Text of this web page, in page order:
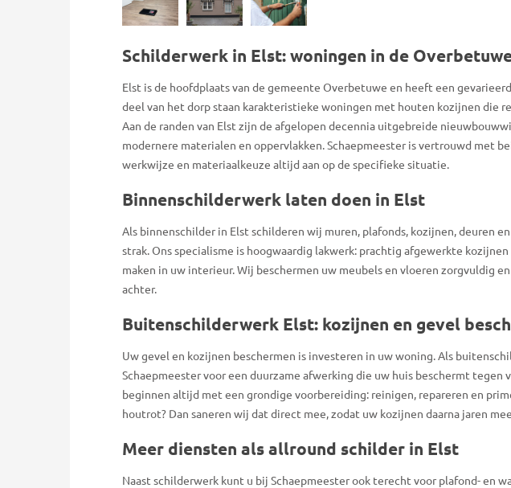
Schilderwerk in Elst: woningen in de
Elst is de hoofdplaats van de gemeente Overbetuwe en heeft een
deel van het dorp staan karakteristieke woningen met houten kozijnen die
Aan de randen van Elst zijn de afgelopen decennia uitgebreide
modernere materialen en oppervlakken. Schaepmeester is vertrouwd met
werkwijze en materiaalkeuze altijd aan op de specifieke situatie.
Binnenschilderwerk laten doen in Elst
Als binnenschilder in Elst schilderen wij muren, plafonds, kozijnen, deuren
strak. Ons specialisme is hoogwaardig lakwerk: prachtig afgewerkte
maken in uw interieur. Wij beschermen uw meubels en vloeren zorgvuldig
achter.
Buitenschilderwerk Elst: kozijnen en gevel
Uw gevel en kozijnen beschermen is investeren in uw woning. Als
Schaepmeester voor een duurzame afwerking die uw huis beschermt tegen
beginnen altijd met een grondige voorbereiding: reinigen, repareren en
houtrot? Dan saneren wij dat direct mee, zodat uw kozijnen daarna jaren
Meer diensten als allround schilder in Elst
Naast schilderwerk kunt u bij Schaepmeester ook terecht voor plafond- en